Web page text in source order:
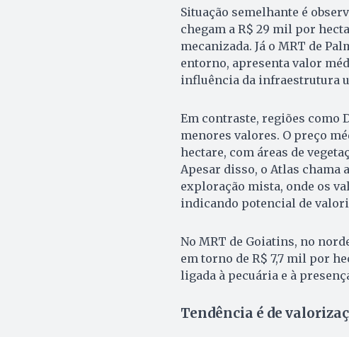
Situação semelhante é
chegam a R$ 29 mil por
mecanizada. Já o MRT de
entorno, apresenta valor
influência da infraestrutura
Em contraste, regiões como
menores valores. O preço
hectare, com áreas de
Apesar disso, o Atlas chama
exploração mista, onde os
indicando potencial de
No MRT de Goiatins, no
em torno de R$ 7,7 mil por
ligada à pecuária e à
Tendência é de